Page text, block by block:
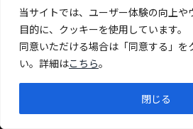
当サイトでは、ユーザー体験の向上や
目的に、クッキーを使用しています。
同意いただける場合は「同意する」を
い。詳細はこちら。
閉じる